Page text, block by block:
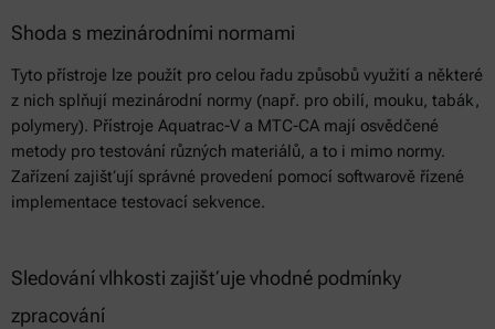
Shoda s mezinárodními normami
Tyto přístroje lze použít pro celou řadu způsobů využití a některé
z nich splňují mezinárodní normy (např. pro obilí, mouku, tabák,
polymery). Přístroje Aquatrac-V a MTC-CA mají osvědčené
metody pro testování různých materiálů, a to i mimo normy.
Zařízení zajišťují správné provedení pomocí softwarově řízené
implementace testovací sekvence.
Sledování vlhkosti zajišťuje vhodné podmínky
zpracování